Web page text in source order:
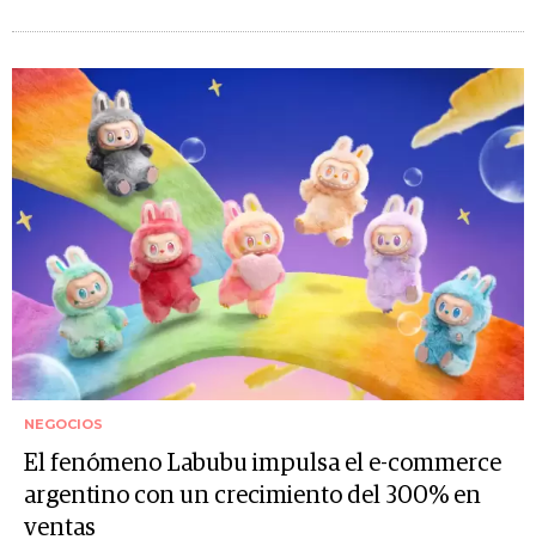
NEGOCIOS
El fenómeno Labubu impulsa el e-commerce
argentino con un crecimiento del 300% en
ventas